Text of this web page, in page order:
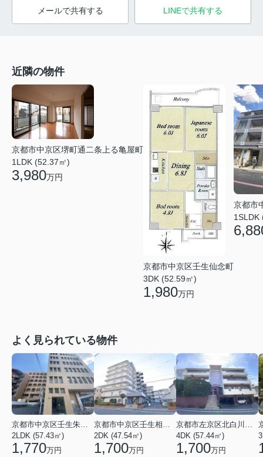
メールで共有する LINEで共有する
近隣の物件
京都市中京区堺町通二条上る亀屋町
1LDK (52.37㎡)
3,980万円
京都市中京区壬生仙念町
3DK (52.59㎡)
1,980万円
京都市
1SLDK
よく見られている物件
京都市中京区壬生朱雀町
2LDK (57.43㎡)
1,770万円
京都市中京区壬生相合町
2DK (47.54㎡)
1,700万円
京都市左京区北白川久保田町
4DK (57.44㎡)
1,700万円